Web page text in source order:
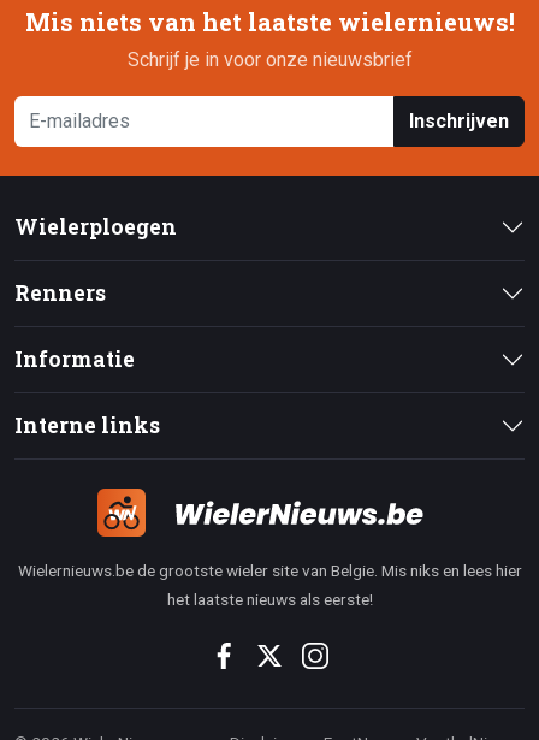
Mis niets van het laatste wielernieuws!
Schrijf je in voor onze nieuwsbrief
Inschrijven
Wielerploegen
Renners
Informatie
Interne links
Wielernieuws.be de grootste wieler site van Belgie. Mis niks en lees hier
het laatste nieuws als eerste!